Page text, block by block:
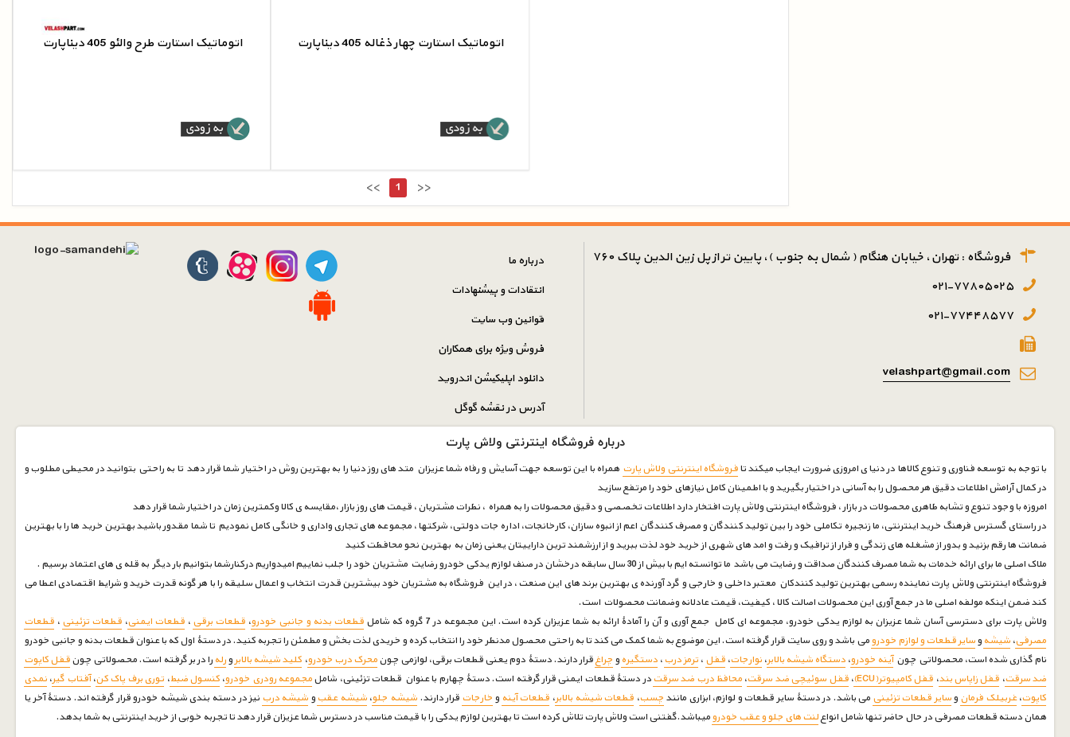
اتوماتیک استارت طرح والئو 405 دیناپارت اتوماتیک استارت چهار ذغاله 405 دیناپارت
<< 1 >>
فروشگاه : تهران، خیابان هنگام ( شمال به جنوب )، پایین تر از پل زین الدین پلاک ۷۶۰
۰۲۱-۷۷۸۰۵۰۲۵
۰۲۱-۷۷۴۴۸۵۷۷
velashpart@gmail.com
درباره ما
انتقادات و پیشنهادات
قوانین وب سایت
فروش ویژه برای همکاران
دانلود اپلیکیشن اندروید
آدرس در نقشه گوگل
درباره فروشگاه اینترنتی ولاش پارت
با توجه به توسعه فناوری و تنوع کالاها در دنیا ی امروزی ضرورت ایجاب میکند تافروشگاه اینترنتی ولاش پارت همراه با این توسعه جهت آسایش و رفاه شما عزیزان متد های روز دنیا را به بهترین روش در اختیار شما قرار دهد تا به راحتی بتوانید در محیطی مطلوب و
در کمال آرامش اطلاعات دقیق هر محصول را به آسانی در اختیار بگیرید و با اطمینان کامل نیازهای خود را مرتفع سازيد
امروزه با وجود تنوع و تشابه ظاهری محصولات در بازار ، فروشگاه اینترنتی ولاش پارت افتخار دارد اطلاعات تخصصی و دقیق محصولات را به همراه ، نظرات مشتریان ، قیمت های روز بازار ،مقایسه ی کالا وکمترین زمان در اختیار شما قرار دهد
در راستای گسترس فرهنگ خرید اینترنتی، ما زنجیره تکاملی خود را بین تولید کنندگان و مصرف کنندگان اعم از انبوه سازان، کارخانجات، اداره جات دولتی، شرکتها ، مجموعه های تجاری واداری و خانگی کامل نمودیم تا شما مقدور باشید بهترین خرید ها را با بهترین
ضمانت ها رقم بزنید و بدور از مشغله های زندگی و فرار از ترافیک و رفت و امد های شهری از خرید خود لذت ببرید و از ارزشمند ترین داراییتان یعنی زمان به بهترین نحو محافظت کنید
ملاک اصلی ما برای ارائه خدمات به شما مصرف کنندگان صداقت و رضایت می باشد ما توانسته ایم با بیش از 30 سال سابقه درخشان در صنف لوازم یدکی خودرو رضایت مشتریان خود را جلب نماییم امیدواریم درکنارشما بتوانیم بار دیگر به قله ی های اعتماد برسیم .
فروشگاه اینترنتی ولاش پارت نماینده رسمی بهترین تولید کنندکان معتبر داخلی و خارجی و گرد آورنده ی بهترین برند های این صنعت ، در این فروشگاه به مشتریان خود بیشترین قدرت انتخاب و اعمال سلیقه را با هر گونه قدرت خرید و شرایط اقتصادی اعطا می
کند ضمن اینکه مولفه اصلی ما در جمع آوری این محصولات اصالت کالا ، کیفیت، قیمت عادلانه وضمانت محصولات است.
ولاش پارت برای دسترسی آسان شما عزیزان به لوازم یدکی خودرو، مجموعه ای کامل جمع آوری و آن را آمادۀ ارائه به شما عزیزان کرده است. این مجموعه در 7 گروه که شامل
قطعات بدنه و جانبی خودرو، قطعات برقی ، قطعات ایمنی، قطعات تزئینی ، قطعات
مصرفی،شیشه وسایر قطعات و لوازم خودرومی باشد و روی سایت قرار گرفته است. این موضوع به شما کمک می کند تا به راحتی محصول مدنظر خود را انتخاب کرده و خریدی لذت بخش و مطمئن را تجربه کنید. در دستۀ اول که با عنوان قطعات بدنه و جانبی خودرو
نام گذاری شده است، محصولاتی چونآینه خودرو، دستگاه شیشه بالابر،نوارجات،قفل ، ترمز درب، دستگیره و چراغقرار دارند. دستۀ دوم یعنی قطعات برقی، لوازمی چونمحرک درب خودرو، کلید شیشه بالابر ورله را در بر گرفته است. محصولاتی چونقفل کاپوت
ضد سرقت، قفل زاپاس بند، قفل کامپیوتر(ECU) ،قفل سوئیچی ضد سرقت، محافظ درب ضد سرقتدر دستۀ قطعات ایمنی قرار گرفته است. دستۀ چهارم با عنوان قطعات تزئینی، شاملمجموعه رودری خودرو،کنسول ضبط، توری برف پاک کن،آفتاب گیر، نمدی
کاپوت،غربیلک فرمان وسایر قطعات تزئینی می باشد. در دستۀ سایر قطعات و لوازم، ابزاری مانند چسب، قطعات شیشه بالابر، قطعات آینه و خارجات قرار دارند. شیشه جلو،شیشه عقبو شیشه درب نیز در دسته بندی شیشه خودرو قرار گرفته اند. دستۀ آخر یا
همان دسته قطعات مصرفی در حال حاضر تنها شامل انواعلنت های جلو و عقب خودرومیباشد.گفتنی است ولاش پارت تلاش کرده است تا بهترین لوازم یدکی را با قیمت مناسب در دسترس شما عزیزان قرار دهد تا تجربه خوبی از خرید اینترنتی به شما بدهد.